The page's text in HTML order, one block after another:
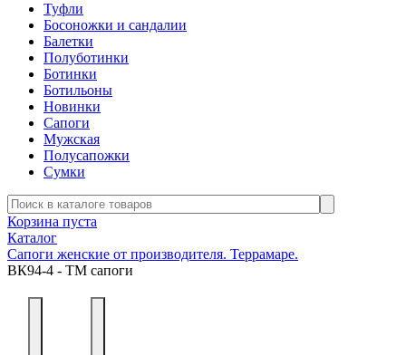
Туфли
Босоножки и сандалии
Балетки
Полуботинки
Ботинки
Ботильоны
Новинки
Сапоги
Мужская
Полусапожки
Сумки
Корзина пуста
Каталог
Сапоги женские от производителя. Террамаре.
ВК94-4 - ТМ сапоги